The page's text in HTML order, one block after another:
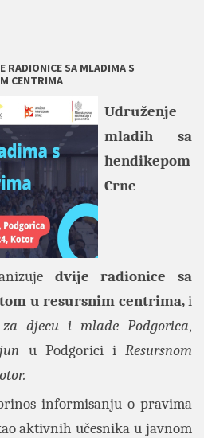
RADIONICE SA MLADIMA S
CENTRIMA
Udruženje
mladih sa
hendikepom
Crne
dvije radionice sa
u resursnim centrima,i
za djecu i mlade Podgorica,
u Podgorici iResursnom
informisanju o pravima
aktivnih učesnika u javnom